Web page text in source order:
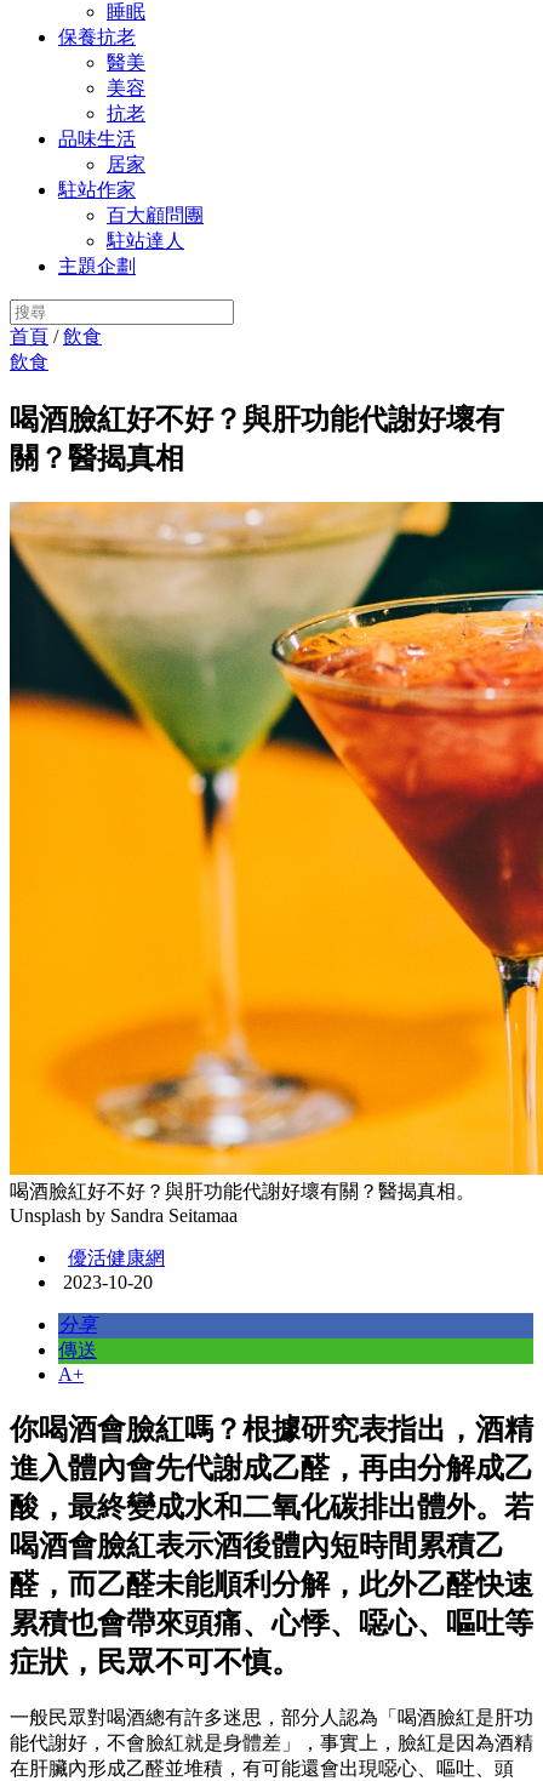
睡眠
保養抗老
醫美
美容
抗老
品味生活
居家
駐站作家
百大顧問團
駐站達人
主題企劃
首頁 /飲食
飲食
喝酒臉紅好不好？與肝功能代謝好壞有
關？醫揭真相
喝酒臉紅好不好？與肝功能代謝好壞有關？醫揭真相。
Unsplash by Sandra Seitamaa
優活健康網
2023-10-20
分享
傳送
A+
你喝酒會臉紅嗎？根據研究表指出，酒精
進入體內會先代謝成乙醛，再由分解成乙
酸，最終變成水和二氧化碳排出體外。若
喝酒會臉紅表示酒後體內短時間累積乙
醛，而乙醛未能順利分解，此外乙醛快速
累積也會帶來頭痛、心悸、噁心、嘔吐等
症狀，民眾不可不慎。
一般民眾對喝酒總有許多迷思，部分人認為「喝酒臉紅是肝功
能代謝好，不會臉紅就是身體差」，事實上，臉紅是因為酒精
在肝臟內形成乙醛並堆積，有可能還會出現噁心、嘔吐、頭